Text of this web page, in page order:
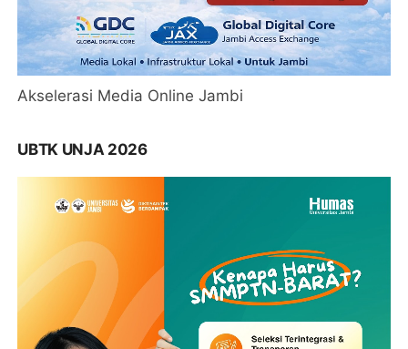
Akselerasi Media Online Jambi
UBTK UNJA 2026